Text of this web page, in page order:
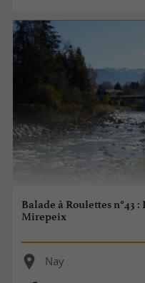
Balade à Roulettes n°43 :
Mirepeix
Nay